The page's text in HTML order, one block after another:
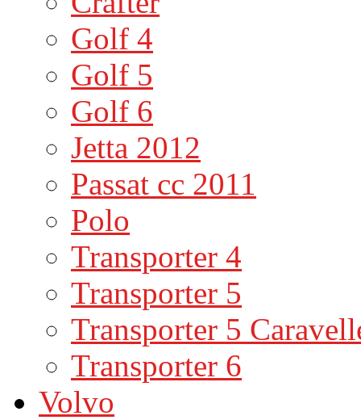
Golf 4
Golf 5
Golf 6
Jetta 2012
Passat cc 2011
Polo
Transporter 4
Transporter 5
Transporter 5
Transporter 6
Volvo